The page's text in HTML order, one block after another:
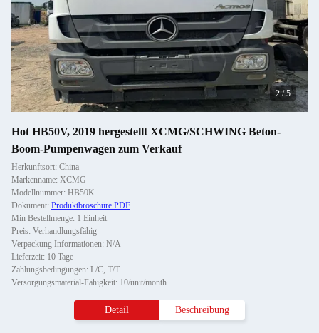
2/5
Hot HB50V, 2019 hergestellt XCMG/SCHWING Beton-
Boom-Pumpenwagen zum Verkauf
Herkunftsort: China
Markenname: XCMG
Modellnummer: HB50K
Dokument: Produktbroschüre PDF
Min Bestellmenge: 1 Einheit
Preis: Verhandlungsfähig
Verpackung Informationen: N/A
Lieferzeit: 10 Tage
Zahlungsbedingungen: L/C, T/T
Versorgungsmaterial-Fähigkeit: 10/unit/month
Detail Beschreibung